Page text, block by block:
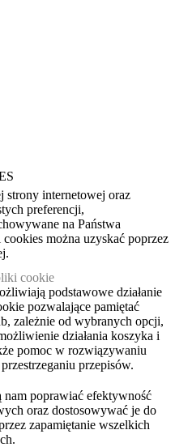
strony internetowej oraz
preferencji,
na Państwa
można uzyskać poprzez
cookie
podstawowe działanie
pozwalające pamiętać
zależnie od wybranych opcji,
działania koszyka i
pomoc w rozwiązywaniu
przepisów.
poprawiać efektywność
oraz dostosowywać je do
zapamiętanie wszelkich